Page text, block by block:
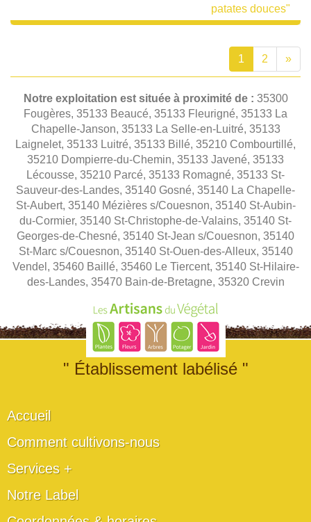
patates douces"
1 2 »
Notre exploitation est située à proximité de : 35300
Fougères, 35133 Beaucé, 35133 Fleurigné, 35133 La
Chapelle-Janson, 35133 La Selle-en-Luitré, 35133
Laignelet, 35133 Luitré, 35133 Billé, 35210 Combourtillé,
35210 Dompierre-du-Chemin, 35133 Javené, 35133
Lécousse, 35210 Parcé, 35133 Romagné, 35133 St-
Sauveur-des-Landes, 35140 Gosné, 35140 La Chapelle-
St-Aubert, 35140 Mézières s/Couesnon, 35140 St-Aubin-
du-Cormier, 35140 St-Christophe-de-Valains, 35140 St-
Georges-de-Chesné, 35140 St-Jean s/Couesnon, 35140
St-Marc s/Couesnon, 35140 St-Ouen-des-Alleux, 35140
Vendel, 35460 Baillé, 35460 Le Tiercent, 35140 St-Hilaire-
des-Landes, 35470 Bain-de-Bretagne, 35320 Crevin
" Établissement labélisé "
Accueil
Comment cultivons-nous
Services +
Notre Label